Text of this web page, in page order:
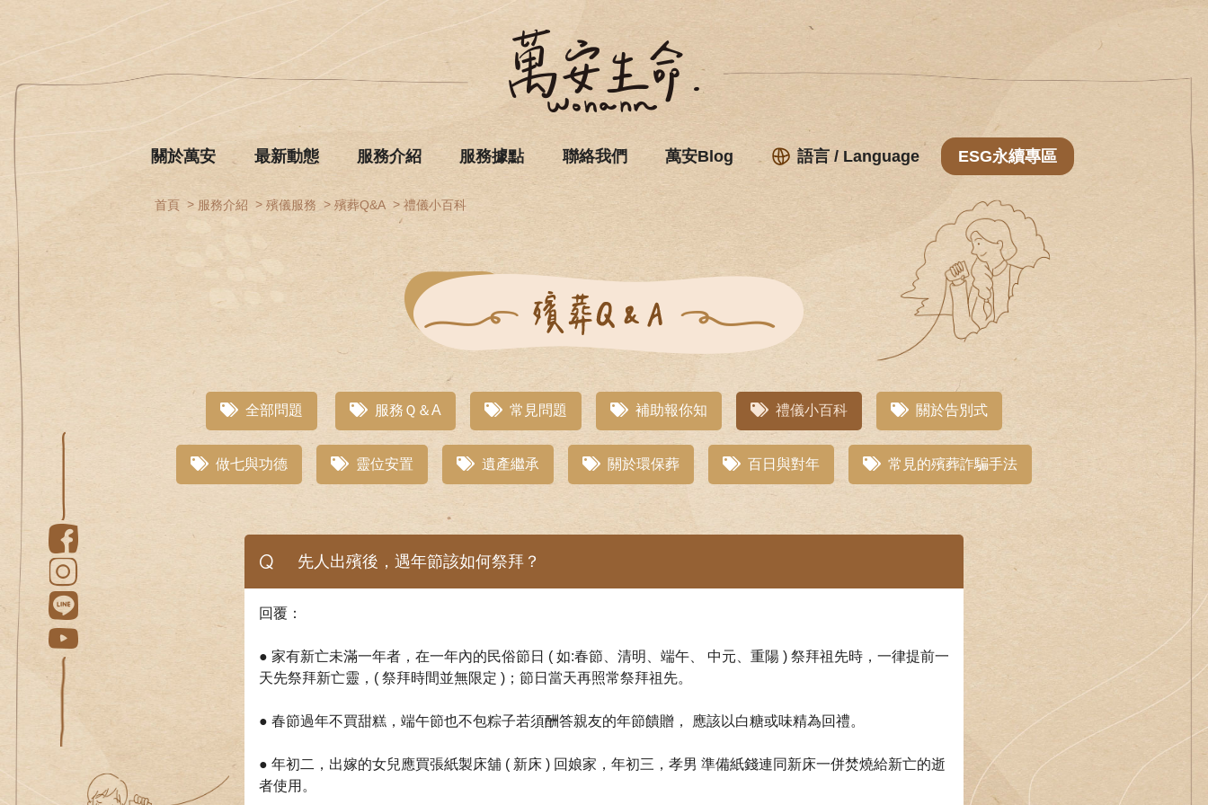
關於萬安 最新動態 服務介紹 服務據點 聯絡我們 萬安Blog 語言 / Language ESG永續專區
首頁 服務介紹 殯儀服務 殯葬Q&A 禮儀小百科
全部問題 服務Ｑ＆A 常見問題 補助報你知 禮儀小百科 關於告別式
做七與功德 靈位安置 遺產繼承 關於環保葬 百日與對年 常見的殯葬詐騙手法
Q 先人出殯後，遇年節該如何祭拜？
回覆：
● 家有新亡未滿一年者，在一年內的民俗節日 ( 如:春節、清明、端午、 中元、重陽 ) 祭拜祖先時，一律提前一
天先祭拜新亡靈，( 祭拜時間並無限定 )；節日當天再照常祭拜祖先。
● 春節過年不買甜糕，端午節也不包粽子若須酬答親友的年節饋贈， 應該以白糖或味精為回禮。
● 年初二，出嫁的女兒應買張紙製床舖 ( 新床 ) 回娘家，年初三，孝男 準備紙錢連同新床一併焚燒給新亡的逝
者使用。